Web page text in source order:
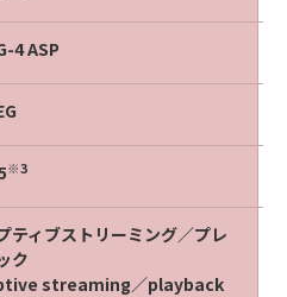
4 ASP
※3
ティブストリーミング／プレ
ク
streaming／playback